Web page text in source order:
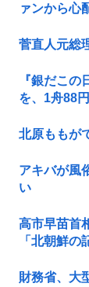
ァンから心
菅直人元総
『銀だこ
を、1舟88
北原ももが
アキバが風
い
高市早苗首
「北朝鮮
財務省、大